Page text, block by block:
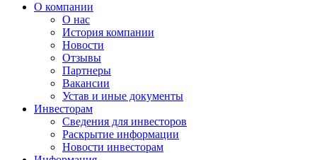
О компании
О нас
История компании
Новости
Отзывы
Партнеры
Вакансии
Устав и иные документы
Инвесторам
Сведения для инвесторов
Раскрытие информации
Новости инвесторам